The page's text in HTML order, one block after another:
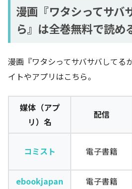
漫画『ワタシってサバ
ら』は全巻無料で読め
漫画『ワタシってサバサバしてる
イトやアプリはこちら。
媒体（アプ
リ）名
配信
コミスト 電子書籍
ebookjapan
電子書籍